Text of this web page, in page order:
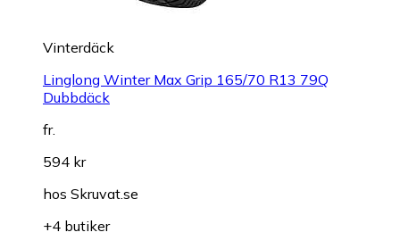
Vinterdäck
Linglong Winter Max Grip 165/70 R13 79Q
Dubbdäck
fr.
594 kr
hos Skruvat.se
+4 butiker